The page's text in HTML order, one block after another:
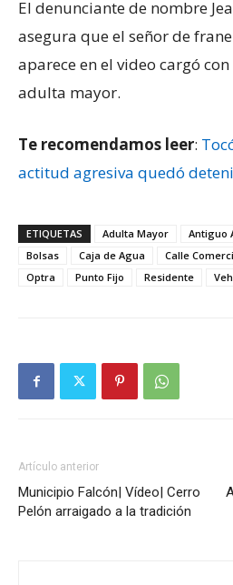
El denunciante de nombre
asegura que el señor de
aparece en el video cargó
adulta mayor.
Te recomendamos leer:
actitud agresiva quedó
ETIQUETAS Adulta Mayor Antiguo
Bolsas
Caja de Agua Calle
Optra
Punto Fijo Residente
Artículo anterior
Municipio Falcón| Vídeo| Cerro
Pelón arraigado a la tradición